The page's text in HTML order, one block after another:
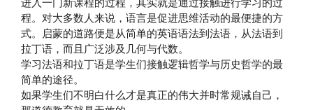
程。对大多数人来说，语言是促进思维活动的最便捷的方
式。启蒙的道路便是从简单的英语语法到法语，从法语到
拉丁语，而且广泛涉及几何与代数。
学习法语和拉丁语是学生们接触逻辑哲学与历史哲学的最
简单的途径。
如果学生们不明白什么才是真正的伟大并时常规诫自己，